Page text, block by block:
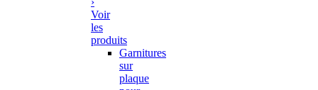
Voir
les
produits
Garnitures
sur
plaque